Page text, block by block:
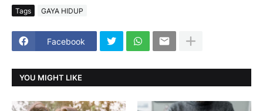
Tags GAYA HIDUP
Facebook
YOU MIGHT LIKE